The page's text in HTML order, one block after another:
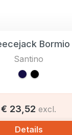
Bormio
Santino
€ 23,52 excl.
Details